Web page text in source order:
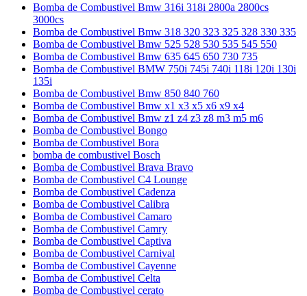
Bomba de Combustivel Bmw 316i 318i 2800a 2800cs
3000cs
Bomba de Combustivel Bmw 318 320 323 325 328 330 335
Bomba de Combustivel Bmw 525 528 530 535 545 550
Bomba de Combustivel Bmw 635 645 650 730 735
Bomba de Combustivel BMW 750i 745i 740i 118i 120i 130i
135i
Bomba de Combustivel Bmw 850 840 760
Bomba de Combustivel Bmw x1 x3 x5 x6 x9 x4
Bomba de Combustivel Bmw z1 z4 z3 z8 m3 m5 m6
Bomba de Combustivel Bongo
Bomba de Combustivel Bora
bomba de combustivel Bosch
Bomba de Combustivel Brava Bravo
Bomba de Combustivel C4 Lounge
Bomba de Combustivel Cadenza
Bomba de Combustivel Calibra
Bomba de Combustivel Camaro
Bomba de Combustivel Camry
Bomba de Combustivel Captiva
Bomba de Combustivel Carnival
Bomba de Combustivel Cayenne
Bomba de Combustivel Celta
Bomba de Combustivel cerato